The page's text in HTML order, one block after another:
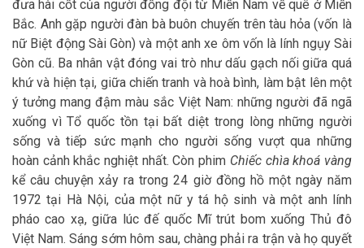
đưa hài cốt của người đồng đội từ Miền Nam về quê ở Miền
Bắc. Anh gặp người đàn bà buôn chuyến trên tàu hỏa (vốn là
nữ Biệt động Sài Gòn) và một anh xe ôm vốn là lính ngụy Sài
Gòn cũ. Ba nhân vật đóng vai trò như dấu gạch nối giữa quá
khứ và hiện tại, giữa chiến tranh và hoà bình, làm bật lên một
ý tưởng mang đậm màu sắc Việt Nam: những người đã ngã
xuống vì Tổ quốc tồn tại bất diệt trong lòng những người
sống và tiếp sức mạnh cho người sống vượt qua những
hoàn cảnh khắc nghiệt nhất. Còn phim Chiếc chìa khoá vàng
kể câu chuyện xảy ra trong 24 giờ đồng hồ một ngày năm
1972 tại Hà Nội, của một nữ y tá hộ sinh và một anh lính
pháo cao xạ, giữa lúc đế quốc Mĩ trút bom xuống Thủ đô
Việt Nam. Sáng sớm hôm sau, chàng phải ra trận và họ quyết